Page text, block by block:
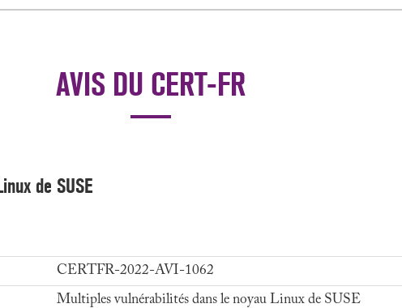
AVIS DU CERT-FR
de SUSE
CERTFR-2022-AVI-1062
Multiples vulnérabilités dans le noyau Linux de SUSE